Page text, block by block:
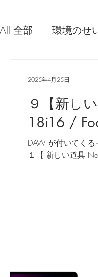
All 全部 環境のせ
問題解決。諦め
食べんじーの美
９【新し
18i16 /
DAW が付いてく
１【 新しい道具
2025年4月25日